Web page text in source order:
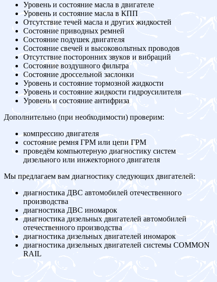
Уровень и состояние масла в двигателе
Уровень и состояние масла в КПП
Отсутствие течей масла и других жидкостей
Состояние приводных ремней
Состояние подушек двигателя
Состояние свечей и высоковольтных проводов
Отсутствие посторонних звуков и вибраций
Состояние воздушного фильтра
Состояние дроссельной заслонки
Уровень и состояние тормозной жидкости
Уровень и состояние жидкости гидроусилителя
Уровень и состояние антифриза
Дополнительно (при необходимости) проверим:
компрессию двигателя
состояние ремня ГРМ или цепи ГРМ
проведём компьютерную диагностику систем
дизельного или инжекторного двигателя
Мы предлагаем вам диагностику следующих двигателей:
диагностика ДВС автомобилей отечественного
производства
диагностика ДВС иномарок
диагностика дизельных двигателей автомобилей
отечественного производства
диагностика дизельных двигателей иномарок
диагностика дизельных двигателей системы COMMON
RAIL